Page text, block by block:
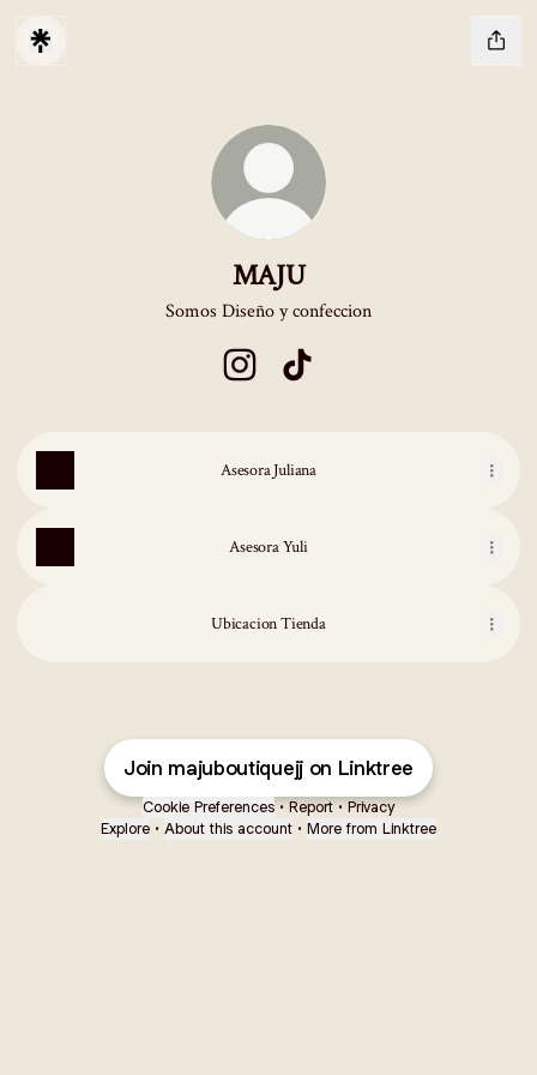
MAJU
Somos Diseño y confeccion
Asesora Juliana
Asesora Yuli
Ubicacion Tienda
Join majuboutiquejj on Linktree
Cookie Preferences • Report • Privacy
Explore • About this account • More from Linktree